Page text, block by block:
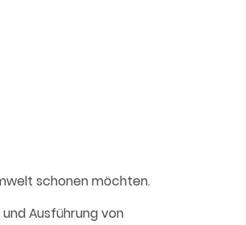
schonen möchten.
Ausführung von